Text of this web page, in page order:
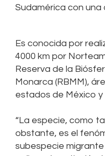
Sudamérica con una
Es conocida por
4000 km por
Reserva de la
Monarca (RBMM),
estados de México y
“La especie, como
obstante, es el
subespecie